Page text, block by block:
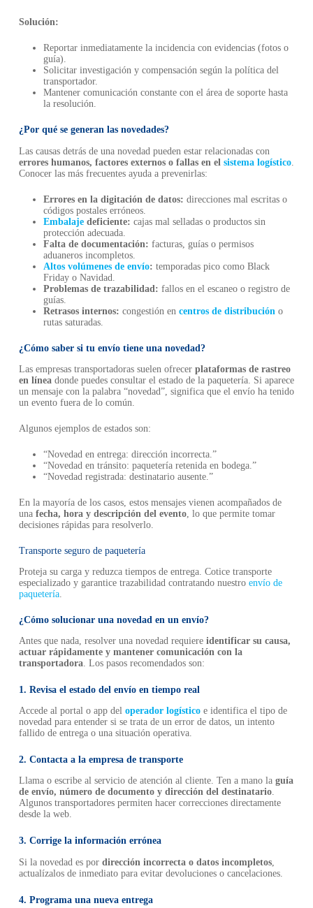
Solución:
Reportar inmediatamente la incidencia con evidencias (fotos o
guía).
Solicitar investigación y compensación según la política del
transportador.
Mantener comunicación constante con el área de soporte hasta
la resolución.
¿Por qué se generan las novedades?
Las causas detrás de una novedad pueden estar relacionadas con
errores humanos, factores externos o fallas en el sistema logístico.
Conocer las más frecuentes ayuda a prevenirlas:
Errores en la digitación de datos: direcciones mal escritas o
códigos postales erróneos.
Embalajedeficiente: cajas mal selladas o productos sin
protección adecuada.
Falta de documentación: facturas, guías o permisos
aduaneros incompletos.
Altos volúmenes de envío: temporadas pico como Black
Friday o Navidad.
Problemas de trazabilidad: fallos en el escaneo o registro de
guías.
Retrasos internos: congestión en centros de distribución o
rutas saturadas.
¿Cómo saber si tu envío tiene una novedad?
Las empresas transportadoras suelen ofrecer plataformas de rastreo
en línea donde puedes consultar el estado de la paquetería. Si aparece
un mensaje con la palabra “novedad”, significa que el envío ha tenido
un evento fuera de lo común.
Algunos ejemplos de estados son:
“Novedad en entrega: dirección incorrecta.”
“Novedad en tránsito: paquetería retenida en bodega.”
“Novedad registrada: destinatario ausente.”
En la mayoría de los casos, estos mensajes vienen acompañados de
una fecha, hora y descripción del evento, lo que permite tomar
decisiones rápidas para resolverlo.
Transporte seguro de paquetería
Proteja su carga y reduzca tiempos de entrega. Cotice transporte
especializado y garantice trazabilidad contratando nuestro envío de
paquetería.
¿Cómo solucionar una novedad en un envío?
Antes que nada, resolver una novedad requiere identificar su causa,
actuar rápidamente y mantener comunicación con la
transportadora. Los pasos recomendados son:
1. Revisa el estado del envío en tiempo real
Accede al portal o app del operador logísticoe identifica el tipo de
novedad para entender si se trata de un error de datos, un intento
fallido de entrega o una situación operativa.
2. Contacta a la empresa de transporte
Llama o escribe al servicio de atención al cliente. Ten a mano la guía
de envío, número de documento y dirección del destinatario.
Algunos transportadores permiten hacer correcciones directamente
desde la web.
3. Corrige la información errónea
Si la novedad es por dirección incorrecta o datos incompletos,
actualízalos de inmediato para evitar devoluciones o cancelaciones.
4. Programa una nueva entrega